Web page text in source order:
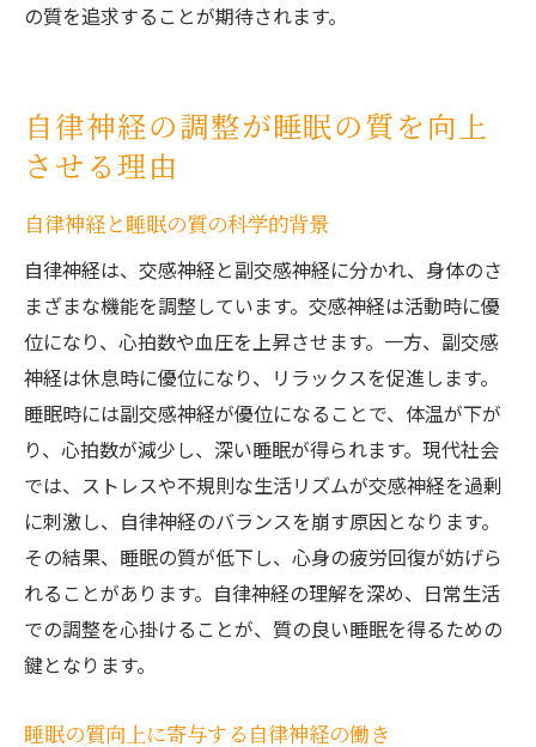
の質を追求することが期待されます。
自律神経の調整が睡眠の質を向上
させる理由
自律神経と睡眠の質の科学的背景
自律神経は、交感神経と副交感神経に分かれ、身体のさ
まざまな機能を調整しています。交感神経は活動時に優
位になり、心拍数や血圧を上昇させます。一方、副交感
神経は休息時に優位になり、リラックスを促進します。
睡眠時には副交感神経が優位になることで、体温が下が
り、心拍数が減少し、深い睡眠が得られます。現代社会
では、ストレスや不規則な生活リズムが交感神経を過剰
に刺激し、自律神経のバランスを崩す原因となります。
その結果、睡眠の質が低下し、心身の疲労回復が妨げら
れることがあります。自律神経の理解を深め、日常生活
での調整を心掛けることが、質の良い睡眠を得るための
鍵となります。
睡眠の質向上に寄与する自律神経の働き